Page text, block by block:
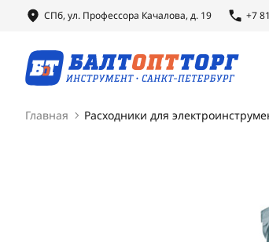
СПб, ул. Профессора Качалова, д. 19 +7
Главная Расходники для